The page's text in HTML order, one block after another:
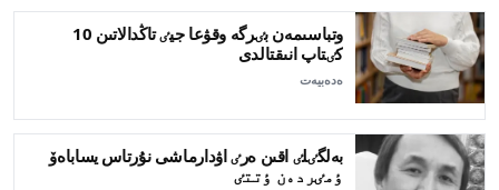
وتباسىمەن بٸرگە وقۋعا جيٸ تاڭدالاتىن 10
كٸتاپ انىقتالدى
ەدەبيەت
بەلگٸلٸ اقىن ەرٸ اۋدارماشى نۇرتاس يساباەۆ
ٶمٸردەن ٶتتٸ